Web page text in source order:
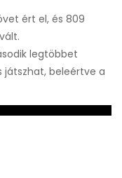
ért el, és 809
legtöbbet
beleértve a